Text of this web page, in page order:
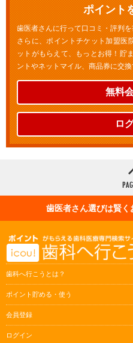
ポイント
歯医者さんに行って口コミ・評判
さらに、ポイントチケット加盟医
ットがもらえて、もっとお得！貯
ントやネットマイル、商品券に交
無料
ロ
歯医者さん選びは賢
歯科へ行こうとは？
ポイント貯める・使う
会員登録
ログイン